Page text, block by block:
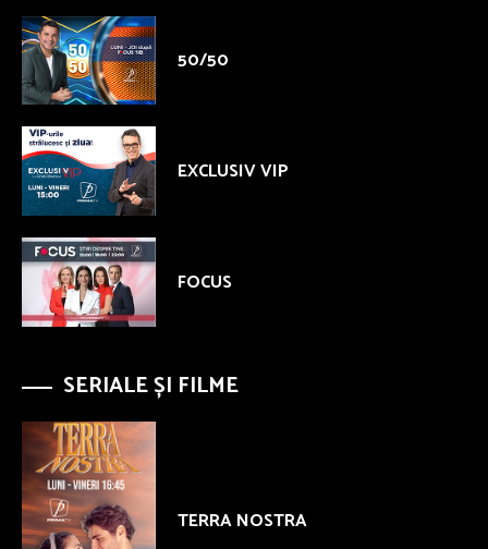
50/50
EXCLUSIV VIP
FOCUS
SERIALE ȘI FILME
TERRA NOSTRA